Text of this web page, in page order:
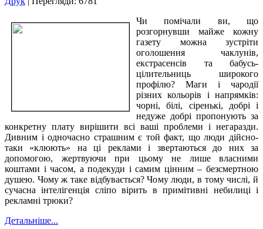
Чи помічали ви, що
розгорнувши майже кожну
газету можна зустріти
оголошення чаклунів,
екстрасенсів та бабусь-
цілительниць широкого
профілю? Маги і чародії
різних кольорів і напрямків:
чорні, білі, сіренькі, добрі і
недуже добрі пропонують за
конкретну плату вирішити всі ваші проблеми і негаразди.
Дивним і одночасно страшним є той факт, що люди дійсно-
таки «клюють» на ці реклами і звертаються до них за
допомогою, жертвуючи при цьому не лише власними
коштами і часом, а подекуди і самим цінним – безсмертною
душею. Чому ж таке відбувається? Чому люди, в тому числі, й
сучасна інтелігенція сліпо вірить в примітивні небилиці і
рекламні трюки?
Детальніше...